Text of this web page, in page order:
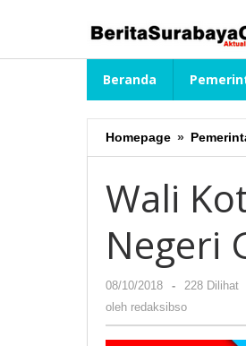
Beranda
Homepage »
Wali
Negeri
08/10/2018
oleh
redaksibso
-
228 Dilihat
oleh redaksibso